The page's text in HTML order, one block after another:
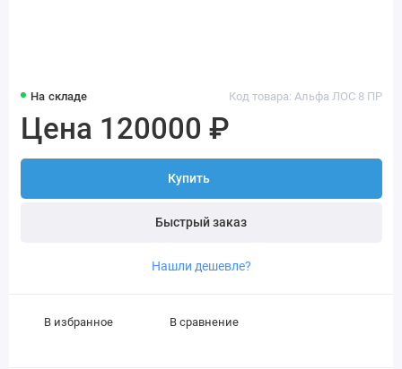
На складе Код товара: Альфа ЛОС 8 ПР
Цена 120000 ₽
Купить
Быстрый заказ
Нашли дешевле?
В избранное В сравнение